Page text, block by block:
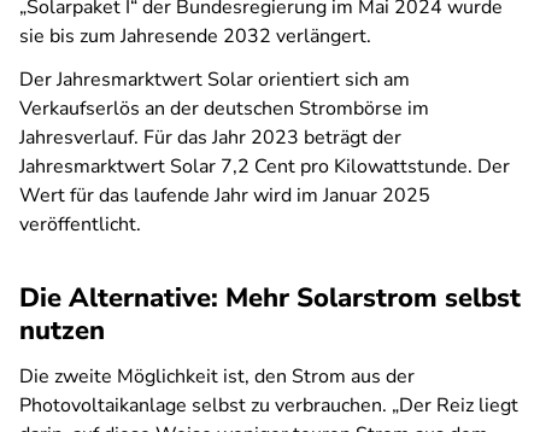
„Solarpaket I“ der Bundesregierung im Mai 2024 wurde
sie bis zum Jahresende 2032 verlängert.
Der Jahresmarktwert Solar orientiert sich am
Verkaufserlös an der deutschen Strombörse im
Jahresverlauf. Für das Jahr 2023 beträgt der
Jahresmarktwert Solar 7,2 Cent pro Kilowattstunde. Der
Wert für das laufende Jahr wird im Januar 2025
veröffentlicht.
Die Alternative: Mehr Solarstrom selbst
nutzen
Die zweite Möglichkeit ist, den Strom aus der
Photovoltaikanlage selbst zu verbrauchen. „Der Reiz liegt